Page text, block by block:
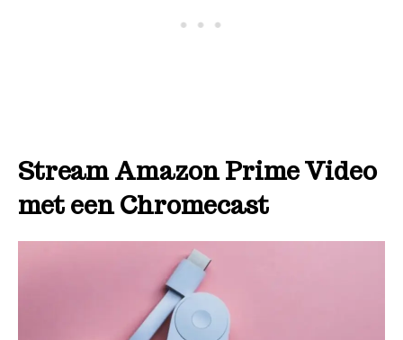
Stream Amazon Prime Video
met een Chromecast